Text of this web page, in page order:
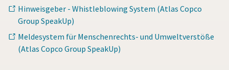
Hinweisgeber - Whistleblowing System (Atlas Copco
Group SpeakUp)
Meldesystem für Menschenrechts- und Umweltverstöße
(Atlas Copco Group SpeakUp)